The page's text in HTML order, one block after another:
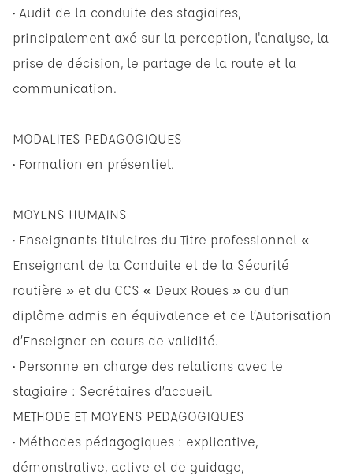
• Audit de la conduite des stagiaires,
principalement axé sur la perception, l'analyse, la
prise de décision, le partage de la route et la
communication.
MODALITES PEDAGOGIQUES
• Formation en présentiel.
MOYENS HUMAINS
• Enseignants titulaires du Titre professionnel «
Enseignant de la Conduite et de la Sécurité
routière » et du CCS « Deux Roues » ou d’un
diplôme admis en équivalence et de l’Autorisation
d’Enseigner en cours de validité.
• Personne en charge des relations avec le
stagiaire : Secrétaires d’accueil.
METHODE ET MOYENS PEDAGOGIQUES
• Méthodes pédagogiques : explicative,
démonstrative, active et de guidage,